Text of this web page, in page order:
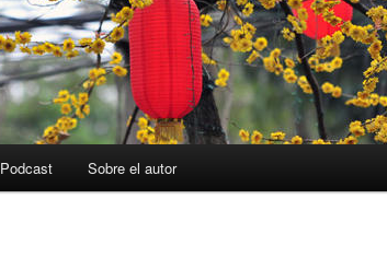
Podcast Sobre el autor